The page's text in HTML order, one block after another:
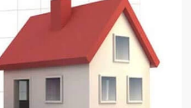
Duyularla mı, Duygularla mı
Öğreniriz?
Öğrenme, istisnasız tüm
toplumların gelişiminde ve
değişiminde geniş yer etmiş
hayati öneme sahip bir olgu
olarak tarih boyunca konu olmuş
temel bir insan işlevidir.
Öğrenme eğitim bilimcilerce